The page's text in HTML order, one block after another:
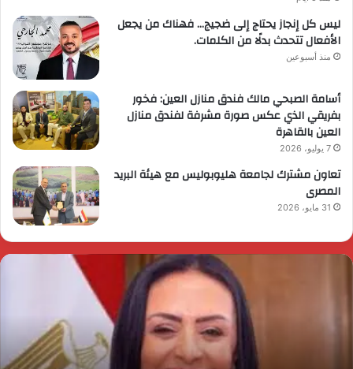
ليس كل إنجاز يحتاج إلى ضجيج… فهناك من يجعل
الأفعال تتحدث بدلًا من الكلمات.
منذ أسبوعين
أسامة الصبحي مالك فندق منازل العين: فخور
بفريقي الذي عكس صورة مشرفة لفندق منازل
العين بالقاهرة
7 يوليو، 2026
تعاون مشترك لجامعة هليوبوليس مع هيئة البريد
المصرى
31 مايو، 2026
رئيس